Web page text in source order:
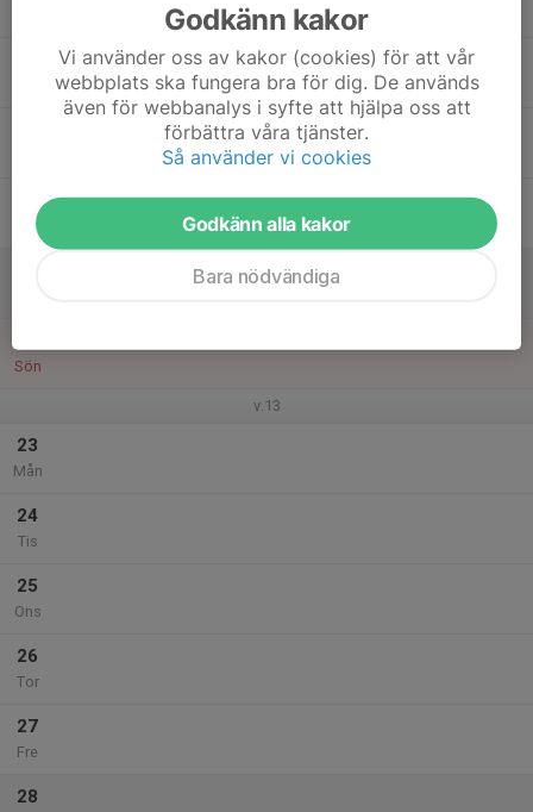
Fre
Sön
v.13
23
Mån
24
Tis
25
Ons
26
Tor
27
Fre
28
Godkänn kakor
Vi använder oss av kakor (cookies) för att vår
webbplats ska fungera bra för dig. De används
även för webbanalys i syfte att hjälpa oss att
förbättra våra tjänster.
Så använder vi cookies
Godkänn alla kakor
Bara nödvändiga